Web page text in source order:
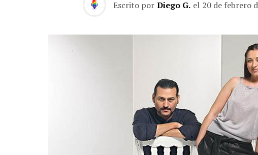
Escrito por Diego G. el 20 de febrero